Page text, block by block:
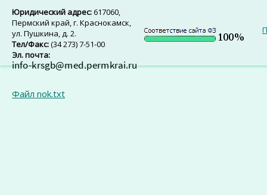
Юридический адрес:617060,
Пермский край, г. Краснокамск,
ул. Пушкина, д. 2.
Тел/Факс:(34 273) 7-51-00
Эл. почта:
Файл nok.txt